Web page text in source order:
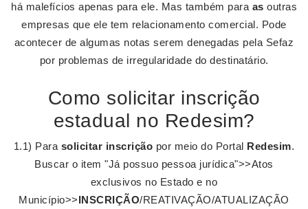
há malefícios apenas para ele. Mas também para as outras
empresas que ele tem relacionamento comercial. Pode
acontecer de algumas notas serem denegadas pela Sefaz
por problemas de irregularidade do destinatário.
Como solicitar inscrição
estadual no Redesim?
1.1) Para solicitar inscrição por meio do Portal Redesim.
Buscar o item "Já possuo pessoa jurídica">>Atos
exclusivos no Estado e no
Município>>INSCRIÇÃO/REATIVAÇÃO/ATUALIZAÇÃO